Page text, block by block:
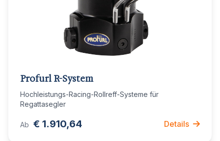
Profurl R-System
Hochleistungs-Racing-Rollreff-Systeme für
Regattasegler
Ab € 1.910,64 Details